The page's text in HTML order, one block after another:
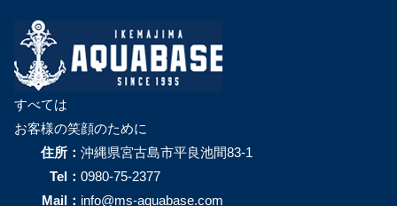
すべては
お客様の笑顔のために
住所： 沖縄県宮古島市平良池間83-1
Tel： 0980-75-2377
Mail： info@ms-aquabase.com